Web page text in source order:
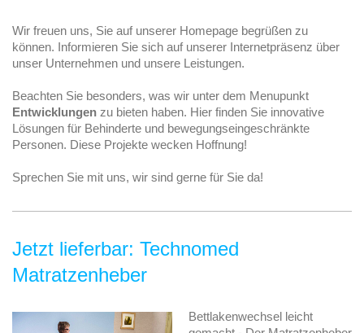
Wir freuen uns, Sie auf unserer Homepage begrüßen zu
können. Informieren Sie sich auf unserer Internetpräsenz über
unser Unternehmen und unsere Leistungen.
Beachten Sie besonders, was wir unter dem Menupunkt
Entwicklungen zu bieten haben. Hier finden Sie innovative
Lösungen für Behinderte und bewegungseingeschränkte
Personen. Diese Projekte wecken Hoffnung!
Sprechen Sie mit uns, wir sind gerne für Sie da!
Jetzt lieferbar: Technomed
Matratzenheber
Bettlakenwechsel leicht